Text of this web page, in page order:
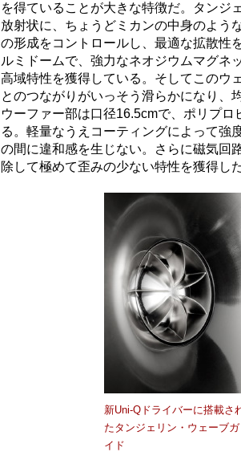
を得ていることが大きな特徴だ。タンジ
放射状に、ちょうどミカンの中身のよう
の形成をコントロールし、最適な拡散性
ルミドームで、強力なネオジウムマグネ
高域特性を獲得している。そしてこのウ
とのつながりがいっそう滑らかになり、
ウーファー部は口径16.5cmで、ポリプ
る。軽量なうえコーティングによって強
の間に違和感を生じない。さらに磁気回
除して極めて歪みの少ない特性を獲得した
新Uni-Qドライバーに搭載さ
たタンジェリン・ウェーブガ
イド